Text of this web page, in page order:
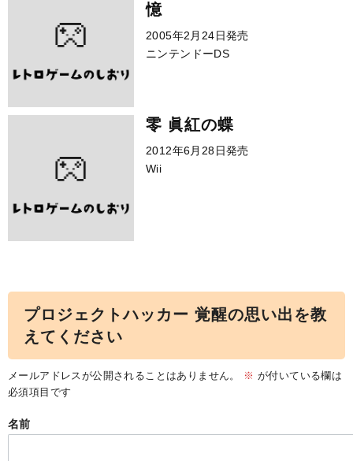
憶
2005年2月24日発売
ニンテンドーDS
零 眞紅の蝶
2012年6月28日発売
Wii
プロジェクトハッカー 覚醒の思い出を教
えてください
メールアドレスが公開されることはありません。 ※ が付いている欄は
必須項目です
名前